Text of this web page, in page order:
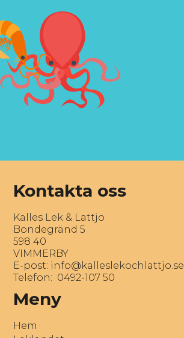
Kontakta oss
Kalles Lek & Lattjo
Bondegränd 5
598 40
VIMMERBY
E-post: info@kalleslekochlattjo.se
Telefon: 0492-107 50
Meny
Hem